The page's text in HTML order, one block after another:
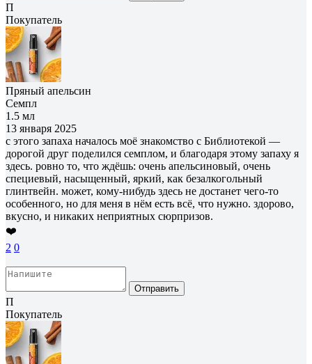
П
Покупатель
Пряный апельсин
Семпл
1.5 мл
13 января 2025
с этого запаха началось моё знакомство с Библиотекой —
дорогой друг поделился семплом, и благодаря этому запаху я
здесь. ровно то, что ждёшь: очень апельсиновый, очень
специевый, насыщенный, яркий, как безалкогольный
глинтвейн. может, кому-нибудь здесь не достанет чего-то
особенного, но для меня в нём есть всё, что нужно. здорово,
вкусно, и никаких неприятных сюрпризов.
❤️
2 0
Отправить
П
Покупатель